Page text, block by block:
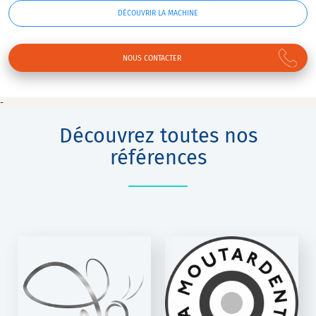
DÉCOUVRIR LA MACHINE
NOUS CONTACTER
-
Découvrez toutes nos
références
LA
MOUTARDENTE